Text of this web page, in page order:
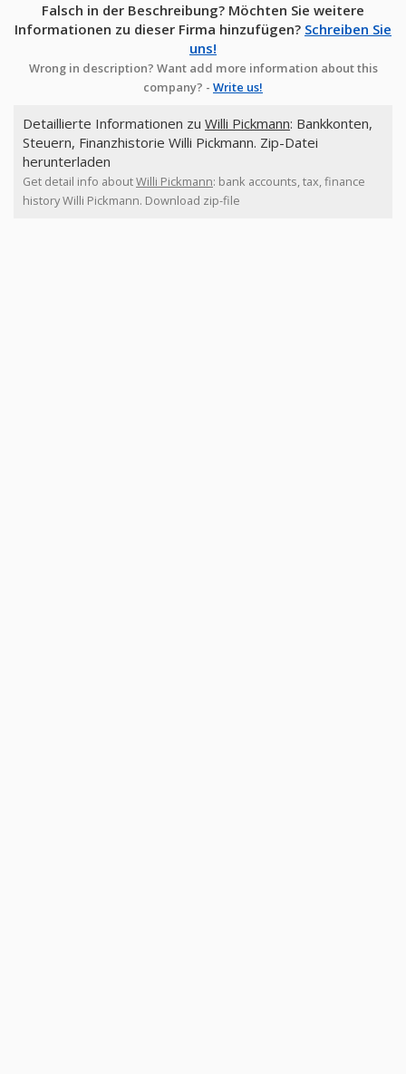
Falsch in der Beschreibung? Möchten Sie weitere
Informationen zu dieser Firma hinzufügen? Schreiben Sie
uns!
Wrong in description? Want add more information about this
company? - Write us!
Detaillierte Informationen zu Willi Pickmann: Bankkonten,
Steuern, Finanzhistorie Willi Pickmann. Zip-Datei
herunterladen
Get detail info aboutWilli Pickmann: bank accounts, tax, finance
history Willi Pickmann. Download zip-file